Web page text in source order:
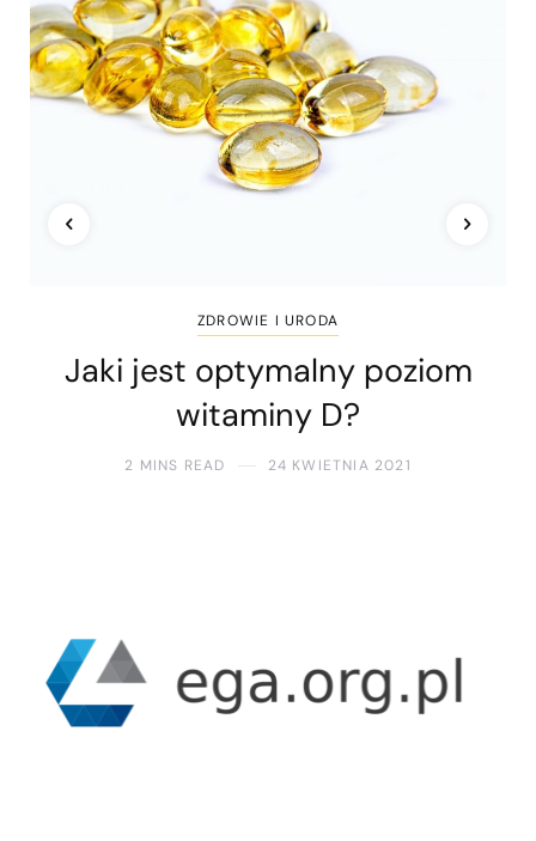
ZDROWIE I URODA
Jaki jest optymalny poziom
witaminy D?
2 MINS READ 24 KWIETNIA 2021